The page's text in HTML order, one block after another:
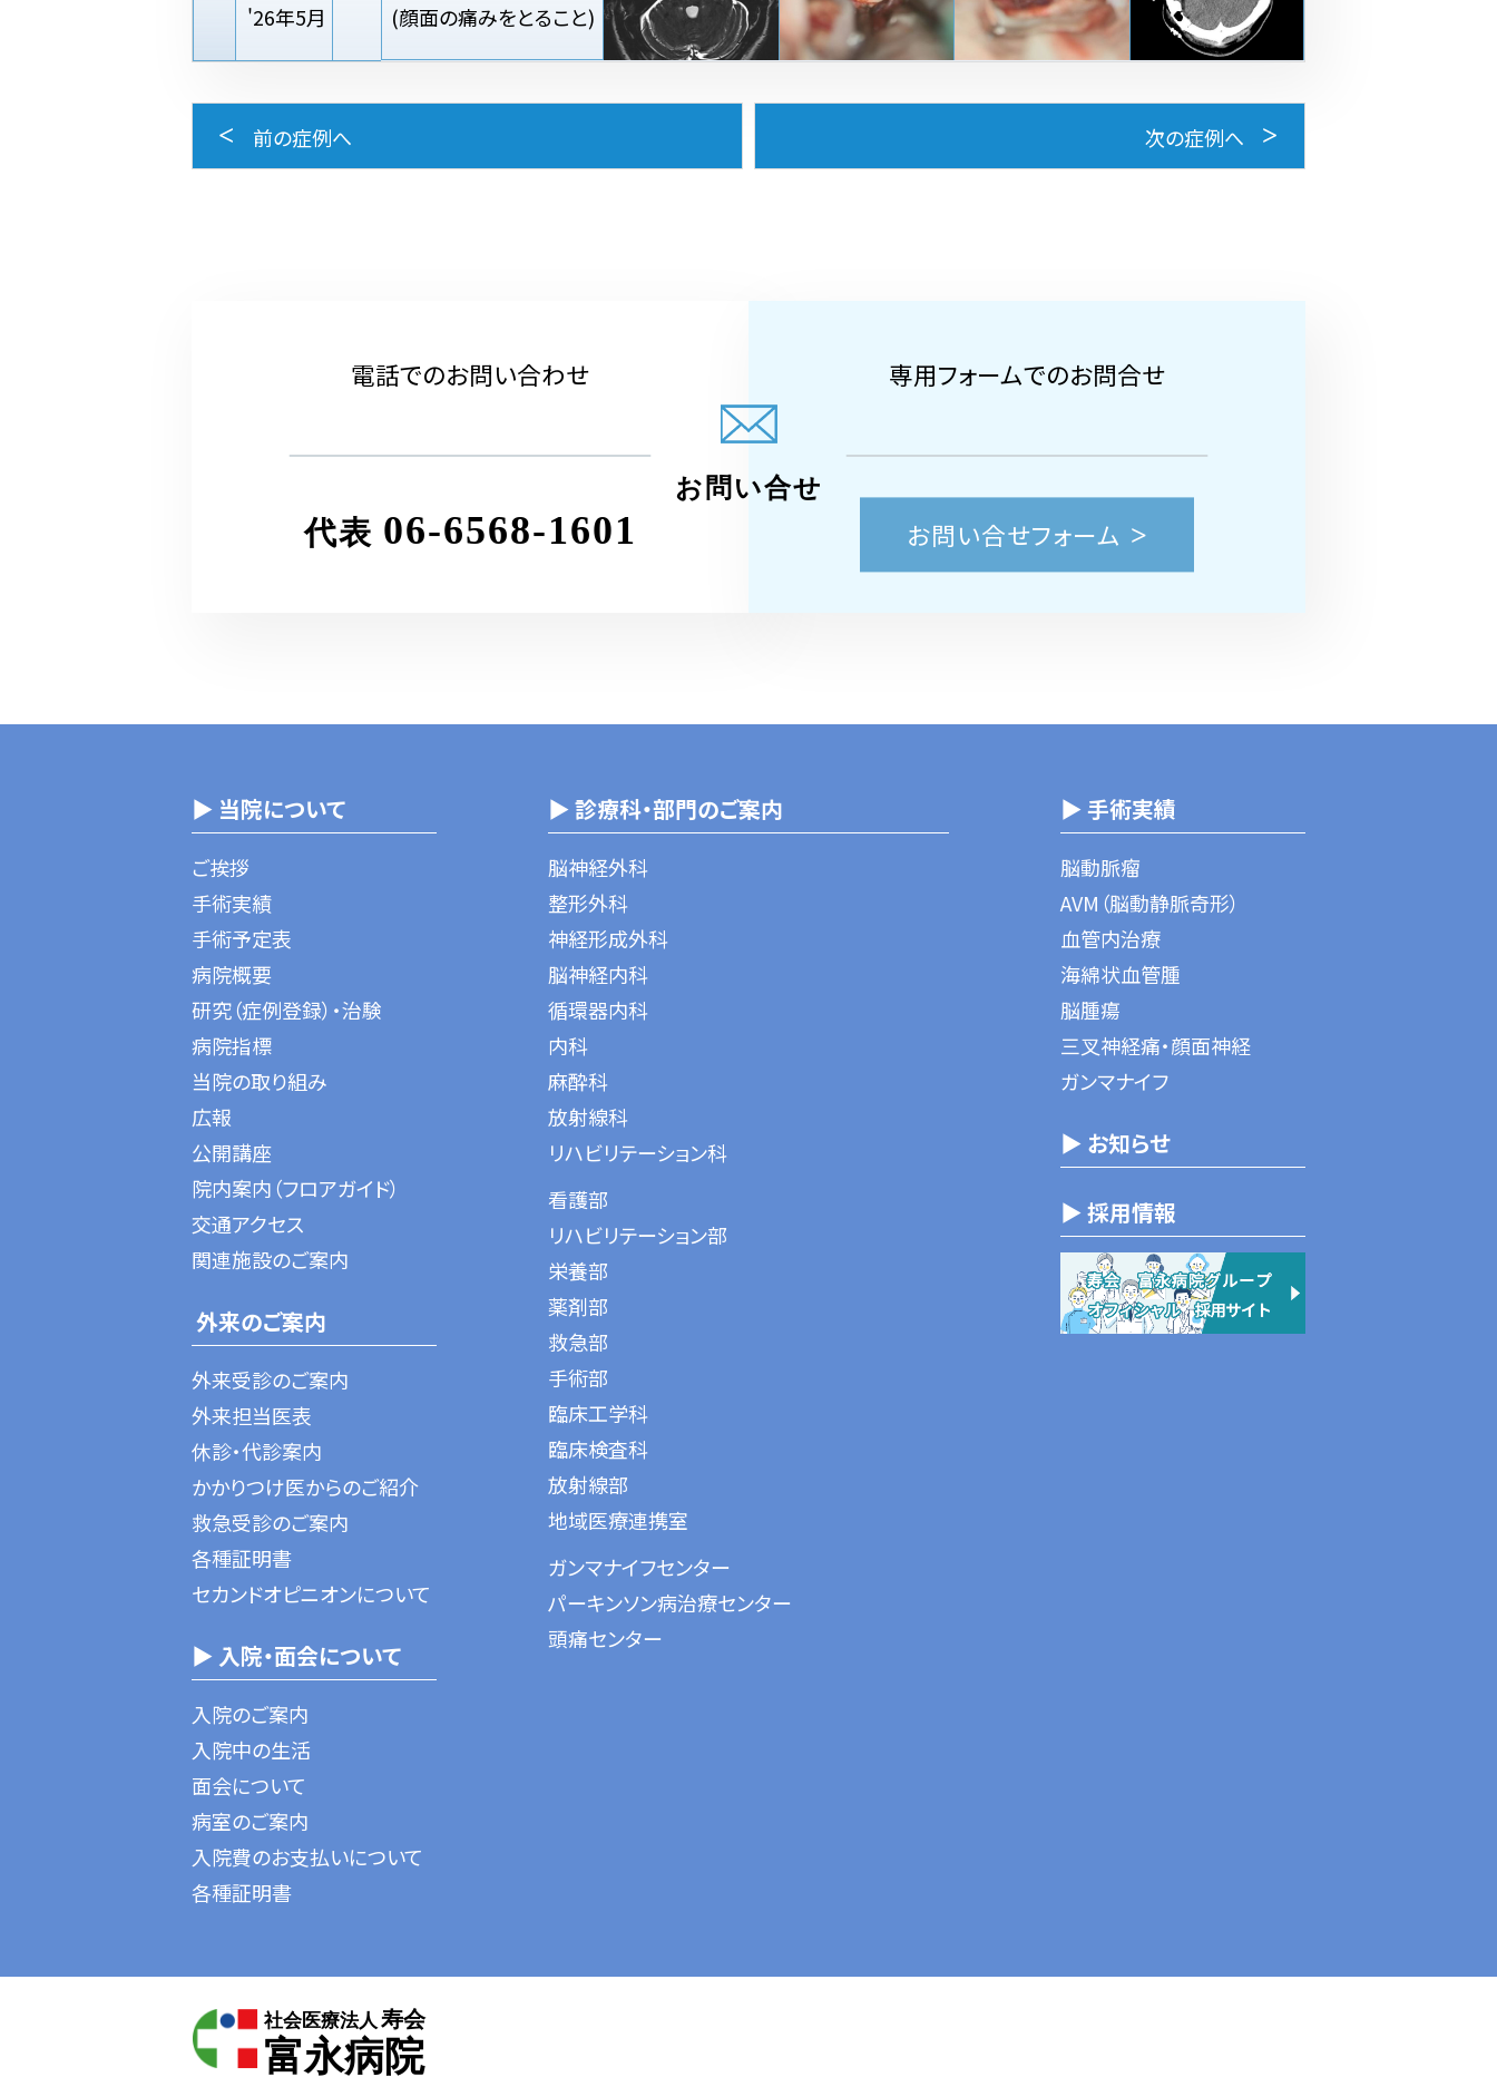
'26年5月 (顔面の痛みをとること)
前の症例へ 次の症例へ
電話でのお問い合わせ
代表 06-6568-1601
専用フォームでのお問合せ
お問い合せフォーム
お問い合せ
▶ 当院について
ご挨拶
手術実績
手術予定表
病院概要
研究（症例登録）・治験
病院指標
当院の取り組み
広報
公開講座
院内案内（フロアガイド）
交通アクセス
関連施設のご案内
外来のご案内
外来受診のご案内
外来担当医表
休診・代診案内
かかりつけ医からのご紹介
救急受診のご案内
各種証明書
セカンドオピニオンについて
▶ 入院・面会について
入院のご案内
入院中の生活
面会について
病室のご案内
入院費のお支払いについて
各種証明書
▶ 診療科・部門のご案内
脳神経外科
整形外科
神経形成外科
脳神経内科
循環器内科
内科
麻酔科
放射線科
リハビリテーション科
看護部
リハビリテーション部
栄養部
薬剤部
救急部
手術部
臨床工学科
臨床検査科
放射線部
地域医療連携室
ガンマナイフセンター
パーキンソン病治療センター
頭痛センター
▶ 手術実績
脳動脈瘤
AVM（脳動静脈奇形）
血管内治療
海綿状血管腫
脳腫瘍
三叉神経痛・顔面神経
ガンマナイフ
▶ お知らせ
▶ 採用情報
社会医療法人 寿会
富永病院